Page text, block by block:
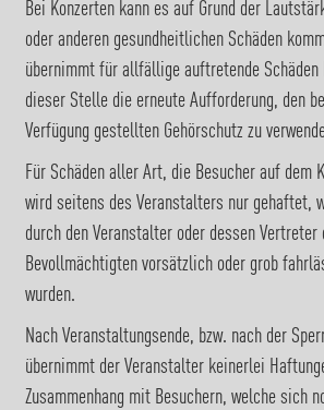
Bei Konzerten kann es auf Grund der
oder anderen gesundheitlichen Schäden
übernimmt für allfällige auftretende Schäden
dieser Stelle die erneute Aufforderung, den
Verfügung gestellten Gehörschutz zu
Für Schäden aller Art, die Besucher auf dem
wird seitens des Veranstalters nur gehaftet,
durch den Veranstalter oder dessen Vertreter
Bevollmächtigten vorsätzlich oder grob
wurden.
Nach Veranstaltungsende, bzw. nach der
übernimmt der Veranstalter keinerlei
Zusammenhang mit Besuchern, welche sich